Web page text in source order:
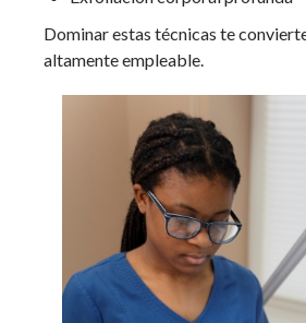
Dominar estas técnicas te
altamente empleable.